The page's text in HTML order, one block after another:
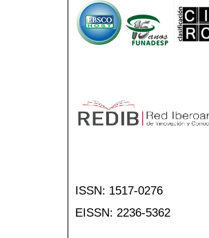
ISSN: 1517-0276
EISSN: 2236-5362